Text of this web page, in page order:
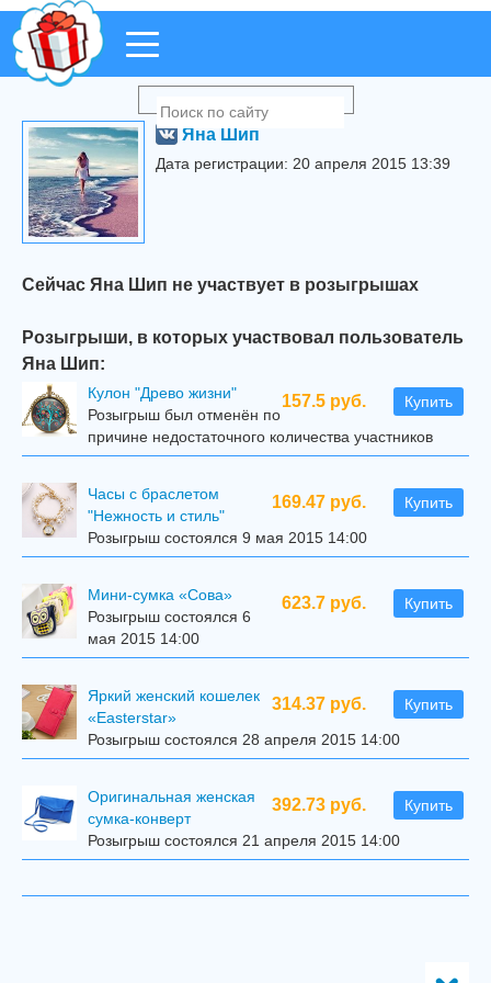
Яна Шип
Дата регистрации: 20 апреля 2015 13:39
Сейчас Яна Шип не участвует в розыгрышах
Розыгрыши, в которых участвовал пользователь
Яна Шип:
157.5 руб. Купить
Кулон "Древо жизни"
Розыгрыш был отменён по
причине недостаточного количества участников
169.47 руб. Купить
Часы с браслетом
"Нежность и стиль"
Розыгрыш состоялся 9 мая 2015 14:00
623.7 руб. Купить
Мини-сумка «Сова»
Розыгрыш состоялся 6
мая 2015 14:00
314.37 руб. Купить
Яркий женский кошелек
«Easterstar»
Розыгрыш состоялся 28 апреля 2015 14:00
392.73 руб. Купить
Оригинальная женская
сумка-конверт
Розыгрыш состоялся 21 апреля 2015 14:00